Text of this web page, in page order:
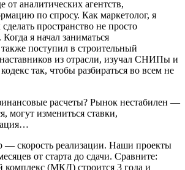
от аналитических агентств,
по спросу. Как маркетолог, я
пространство не просто
я начал заниматься
поступил в строительный
из отрасли, изучал СНИПы и
так, чтобы разбираться во всем не
расчеты? Рынок нестабилен —
могут измениться ставки,
скорость реализации. Наши проекты
от старта до сдачи. Сравните:
комплекс (МКД) строится 3 года и